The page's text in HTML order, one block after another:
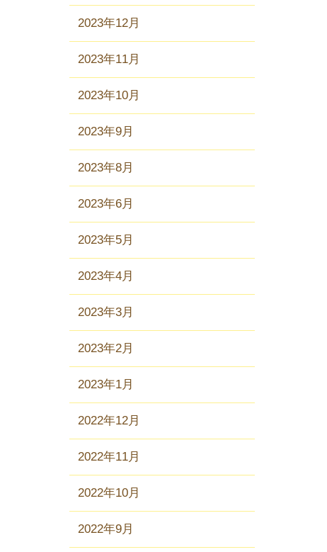
2023年12月
2023年11月
2023年10月
2023年9月
2023年8月
2023年6月
2023年5月
2023年4月
2023年3月
2023年2月
2023年1月
2022年12月
2022年11月
2022年10月
2022年9月